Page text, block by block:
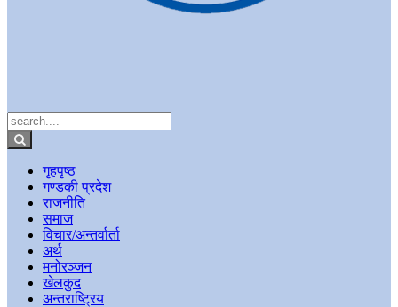
गृहपृष्ठ
गण्डकी प्रदेश
राजनीति
समाज
विचार/अन्तर्वार्ता
अर्थ
मनोरञ्जन
खेलकुद
अन्तराष्ट्रिय